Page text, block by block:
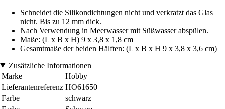
Schneidet die Silikondichtungen nicht und verkratzt das Glas
nicht. Bis zu 12 mm dick.
Nach Verwendung in Meerwasser mit Süßwasser abspülen.
Maße: (L x B x H) 9 x 3,8 x 1,8 cm
Gesamtmaße der beiden Hälften: (L x B x H 9 x 3,8 x 3,6 cm)
Zusätzliche Informationen
Marke
Hobby
Lieferantenreferenz HO61650
Farbe
schwarz